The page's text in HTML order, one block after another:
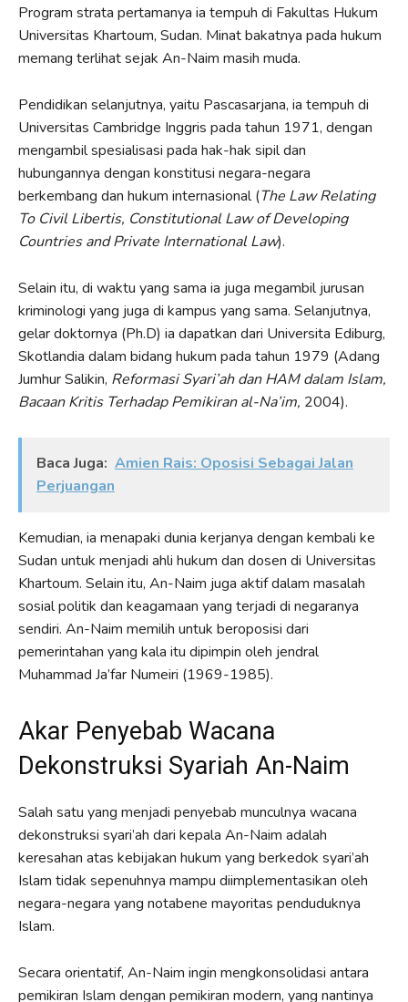
Program strata pertamanya ia tempuh di Fakultas Hukum
Universitas Khartoum, Sudan. Minat bakatnya pada hukum
memang terlihat sejak An-Naim masih muda.
Pendidikan selanjutnya, yaitu Pascasarjana, ia tempuh di
Universitas Cambridge Inggris pada tahun 1971, dengan
mengambil spesialisasi pada hak-hak sipil dan
hubungannya dengan konstitusi negara-negara
berkembang dan hukum internasional (The Law Relating
To Civil Libertis, Constitutional Law of Developing
Countries and Private International Law).
Selain itu, di waktu yang sama ia juga megambil jurusan
kriminologi yang juga di kampus yang sama. Selanjutnya,
gelar doktornya (Ph.D) ia dapatkan dari Universita Ediburg,
Skotlandia dalam bidang hukum pada tahun 1979 (Adang
Jumhur Salikin, Reformasi Syari’ah dan HAM dalam Islam,
Bacaan Kritis Terhadap Pemikiran al-Na’im, 2004).
Baca Juga: Amien Rais: Oposisi Sebagai Jalan
Perjuangan
Kemudian, ia menapaki dunia kerjanya dengan kembali ke
Sudan untuk menjadi ahli hukum dan dosen di Universitas
Khartoum. Selain itu, An-Naim juga aktif dalam masalah
sosial politik dan keagamaan yang terjadi di negaranya
sendiri. An-Naim memilih untuk beroposisi dari
pemerintahan yang kala itu dipimpin oleh jendral
Muhammad Ja’far Numeiri (1969-1985).
Akar Penyebab Wacana
Dekonstruksi Syariah An-Naim
Salah satu yang menjadi penyebab munculnya wacana
dekonstruksi syari’ah dari kepala An-Naim adalah
keresahan atas kebijakan hukum yang berkedok syari’ah
Islam tidak sepenuhnya mampu diimplementasikan oleh
negara-negara yang notabene mayoritas penduduknya
Islam.
Secara orientatif, An-Naim ingin mengkonsolidasi antara
pemikiran Islam dengan pemikiran modern, yang nantinya